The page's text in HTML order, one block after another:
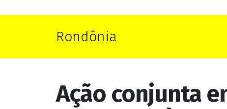
Rondônia
Ação conjunta